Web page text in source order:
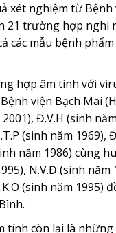
xét nghiệm từ
21 trường hợp nghi
các mẫu bệnh
hợp âm tính với
viện Bạch Mai
Đ.V.H (sinh
(sinh năm 1969),
năm 1986) cùng
N.V.Đ (sinh năm
(sinh năm 1995)
tính còn lại là